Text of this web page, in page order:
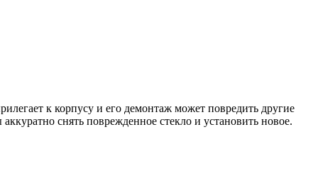
к корпусу и его демонтаж может повредить другие
снять поврежденное стекло и установить новое.